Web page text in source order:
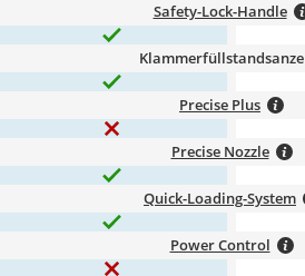
Safety-Lock-Handle
Precise Plus
Precise Nozzle
Quick-Loading-System
Power Control